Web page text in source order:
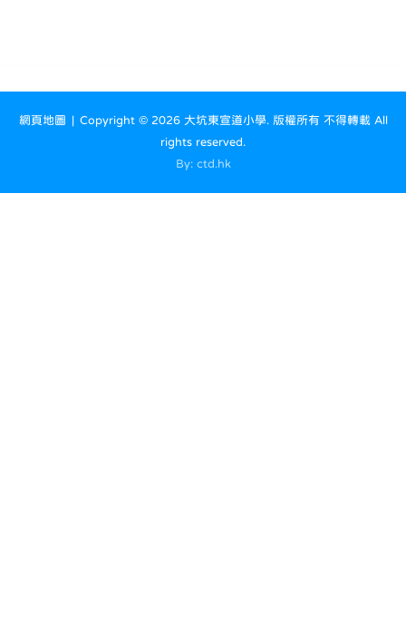
網頁地圖 | Copyright © 2026 大坑東宣道小學. 版權所有 不得轉載 All
rights reserved.
By: ctd.hk